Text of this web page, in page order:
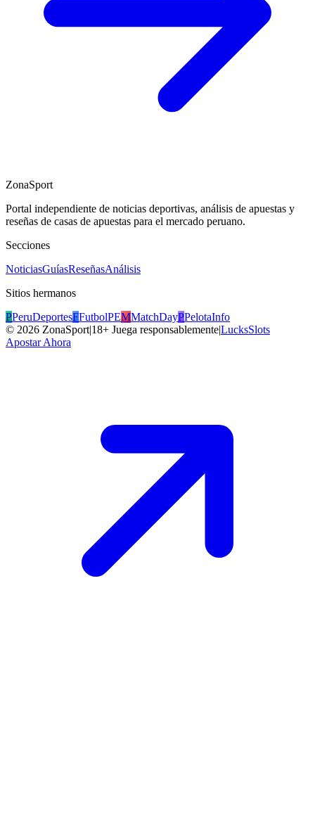
ZonaSport
Portal independiente de noticias deportivas, análisis de apuestas y
reseñas de casas de apuestas para el mercado peruano.
Secciones
NoticiasGuíasReseñasAnálisis
Sitios hermanos
PPeruDeportesFFutbolPEMMatchDayPPelotaInfo
© 2026 ZonaSport|18+ Juega responsablemente|LucksSlots
Apostar Ahora